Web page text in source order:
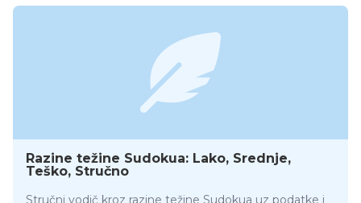
Razine težine Sudokua: Lako, Srednje,
Teško, Stručno
Stručni vodič kroz razine težine Sudokua uz podatke i